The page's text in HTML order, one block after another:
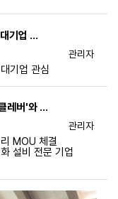
기업 …
등록자
관리자
기업 관심
레버'와 …
등록자
관리자
MOU 체결
설비 전문 기업